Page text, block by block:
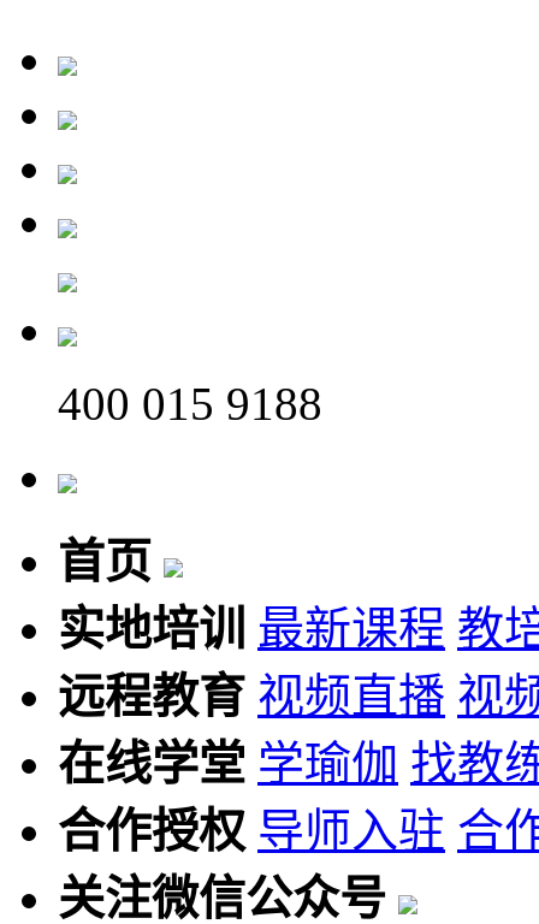
400 015 9188
首页
实地培训 最新课程 教
远程教育 视频直播 视
在线学堂 学瑜伽 找教
合作授权 导师入驻 合
关注微信公众号